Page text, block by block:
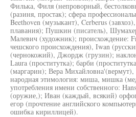
Филька, Филя (непроворный,
(разиня, простак); сфера
Beethoven (музыкант), Cerberus
плавания); Пушкин (писатель),
Малевич (художник); происхождение:
чешского происхождения), Iwan
(чернокожий), Джордж (грузин);
Laura (проститутка); барби
(маргарин); Вера
народная этимология: миша, мишка
употребления имени собственного:
(оружие,); Иван (каждый, всякий)
егор (прочтение английского
ошибка кириллицей).